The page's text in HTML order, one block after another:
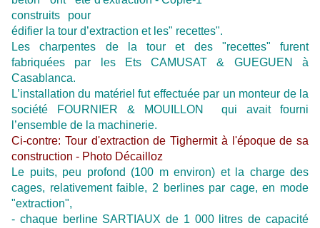
construits pour
édifier la tour d’extraction et les" recettes".
Les charpentes de la tour et des "recettes" furent
fabriquées par les Ets CAMUSAT & GUEGUEN à
Casablanca.
L’installation du matériel fut effectuée par un monteur de la
société FOURNIER & MOUILLON qui avait fourni
l’ensemble de la machinerie.
Ci-contre: Tour d'extraction de Tighermit à l'époque de sa
construction - Photo Décailloz
Le puits, peu profond (100 m environ) et la charge des
cages, relativement faible, 2 berlines par cage, en mode
"extraction",
- chaque berline SARTIAUX de 1 000 litres de capacité